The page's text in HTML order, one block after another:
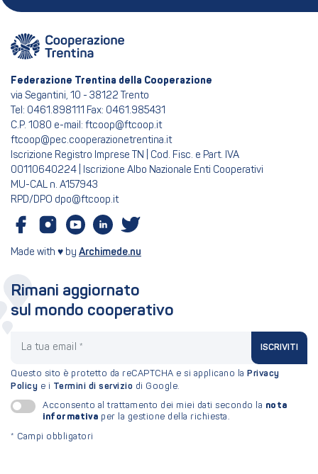
Federazione Trentina della Cooperazione
via Segantini, 10 - 38122 Trento
Tel: 0461.898111 Fax: 0461.985431
C.P. 1080 e-mail: ftcoop@ftcoop.it
ftcoop@pec.cooperazionetrentina.it
Iscrizione Registro Imprese TN | Cod. Fisc. e Part. IVA
00110640224 | Iscrizione Albo Nazionale Enti Cooperativi
MU-CAL n. A157943
RPD/DPO dpo@ftcoop.it
Made with ♥ by Archimede.nu
Rimani aggiornato
sul mondo cooperativo
ISCRIVITI
Questo sito è protetto da reCAPTCHA e si applicano la Privacy
Policy e i Termini di servizio di Google.
Acconsento al trattamento dei miei dati secondo la nota
informativa per la gestione della richiesta.
* Campi obbligatori